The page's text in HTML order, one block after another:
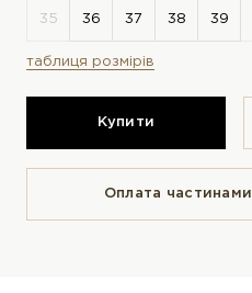
таблиця розмірів
Купити
Оплата частинами